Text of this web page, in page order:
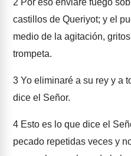
2 Por eso enviaré fuego
castillos de Queriyot; y el
medio de la agitación,
trompeta.
3 Yo eliminaré a su rey y a
dice el Señor.
4 Esto es lo que dice el
pecado repetidas veces y